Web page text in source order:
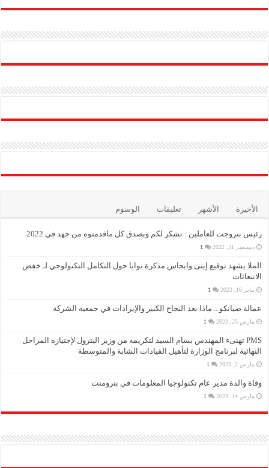
الأخيرة الأشهر تعليقات الوسوم
رئيس بتروجت للعاملين : نشكر لكم وبصدق كل ماقدمتوه من جهد في 2022
ديسمبر 31, 2022 1
الملا يشهد توقيع إينى وايجاس مذكرة نوايا حول التكامل التكنولوجي لـ خفض
الانبعاثات
يناير 16, 2023 1
عمالة صيانكو .. ماذا بعد النجاح الكبير والإيرادات في جمعية الشركة
مارس 25, 2023 1
PMS تهنىء المهندس بسام السيد لتكريمه من وزير البترول لإجتيازه المراحل
النهائية لبرنامج الوزارة لتأهيل القيادات الشابة والمتوسطة
مارس 2, 2023 1
وفاة والدة مدير عام تكنولوجيا المعلومات في بترومنت
مارس 14, 2023 1